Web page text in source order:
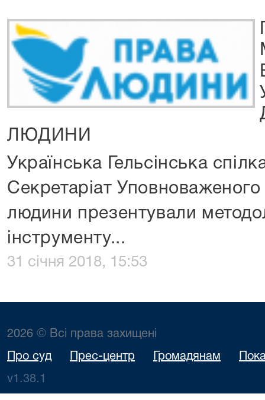
ЛЮДИНИ
Українська Гельсінська
Секретаріат
людини презентували
інструменту...
31 січня 2018, 15:53
2026 © Всі права захищені
Про суд Прес-центр Громадянам
v1.38.1